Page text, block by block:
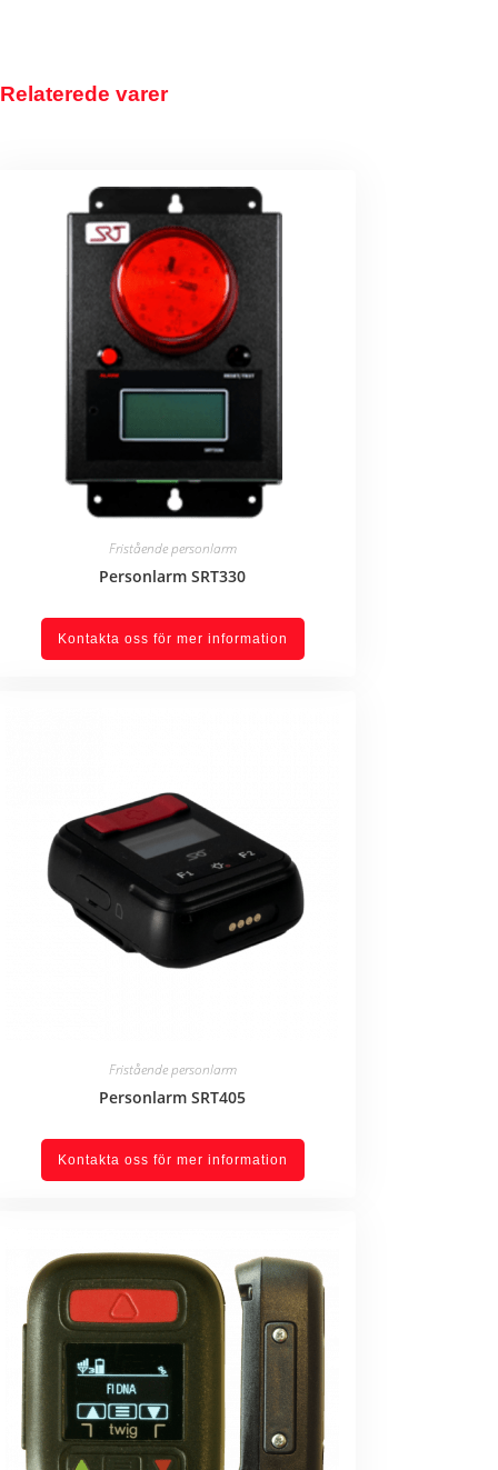
Relaterede varer
Fristående personlarm
Personlarm SRT330
Kontakta oss för mer information
Fristående personlarm
Personlarm SRT405
Kontakta oss för mer information